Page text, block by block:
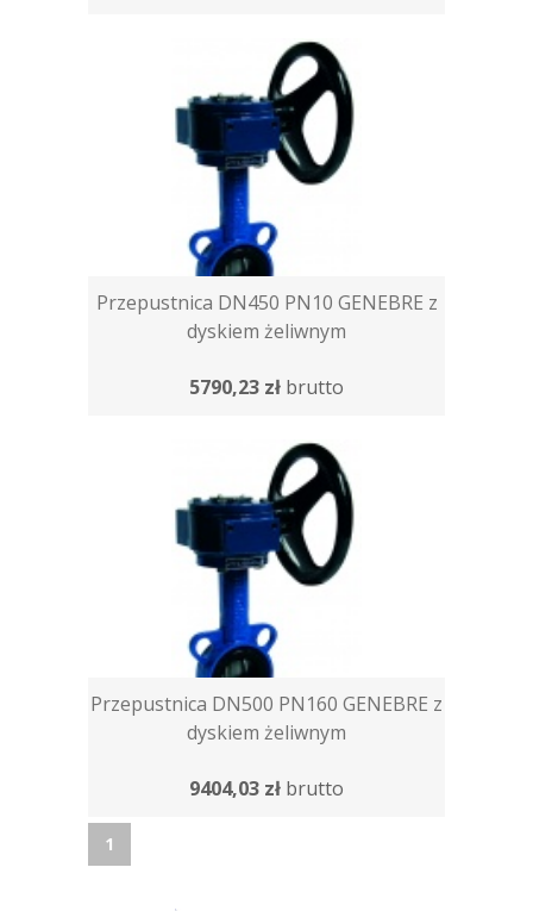
Przepustnica DN450 PN10 GENEBRE z
dyskiem żeliwnym
5790,23 zł brutto
Przepustnica DN500 PN160 GENEBRE z
dyskiem żeliwnym
9404,03 zł brutto
1